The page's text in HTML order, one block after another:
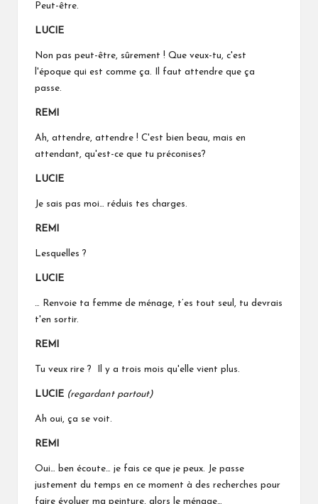
Peut-être.
LUCIE
Non pas peut-être, sûrement ! Que veux-tu, c'est
l'époque qui est comme ça. Il faut attendre que ça
passe.
REMI
Ah, attendre, attendre ! C'est bien beau, mais en
attendant, qu'est-ce que tu préconises?
LUCIE
Je sais pas moi… réduis tes charges.
REMI
Lesquelles ?
LUCIE
… Renvoie ta femme de ménage, t’es tout seul, tu devrais
t'en sortir.
REMI
Tu veux rire ? Il y a trois mois qu'elle vient plus.
LUCIE (regardant partout)
Ah oui, ça se voit.
REMI
Oui… ben écoute… je fais ce que je peux. Je passe
justement du temps en ce moment à des recherches pour
faire évoluer ma peinture, alors le ménage…